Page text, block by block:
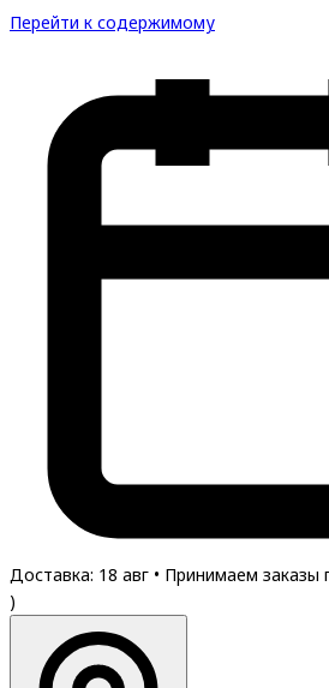
Перейти к содержимому
Доставка: 18 авг • Принимаем заказы
)